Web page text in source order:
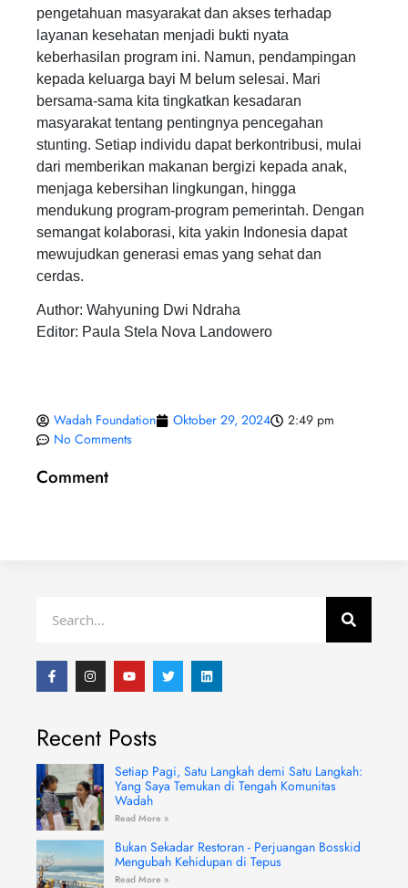
pengetahuan masyarakat dan akses terhadap
layanan kesehatan menjadi bukti nyata
keberhasilan program ini. Namun, pendampingan
kepada keluarga bayi M belum selesai. Mari
bersama-sama kita tingkatkan kesadaran
masyarakat tentang pentingnya pencegahan
stunting. Setiap individu dapat berkontribusi, mulai
dari memberikan makanan bergizi kepada anak,
menjaga kebersihan lingkungan, hingga
mendukung program-program pemerintah. Dengan
semangat kolaborasi, kita yakin Indonesia dapat
mewujudkan generasi emas yang sehat dan
cerdas.
Author: Wahyuning Dwi Ndraha
Editor: Paula Stela Nova Landowero
Wadah Foundation Oktober 29, 2024
2:49 pm
No Comments
Comment
F
a
c
o
-
f
I
n
s
r
m
Y
o
u
e
T
w
i
L
i
n
Recent Posts
Setiap Pagi, Satu Langkah demi Satu Langkah:
Yang Saya Temukan di Tengah Komunitas
Wadah
Read More »
Bukan Sekadar Restoran - Perjuangan Bosskid
Mengubah Kehidupan di Tepus
Read More »